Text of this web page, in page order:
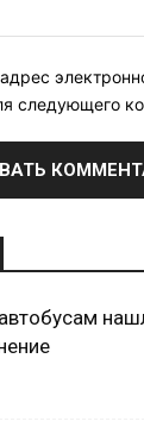
следующего